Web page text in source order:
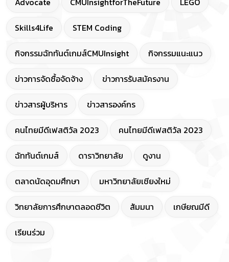
Skills4Life STEM Coding
กิจกรรมฉัททันต์เกมส์CMUInsight กิจกรรมแนะแนว
ข่าวการจัดซื้อจัดจ้าง ข่าวการรับสมัครงาน
ข่าวสารผู้บริหาร ข่าวสารองค์กร
คนไทยมีดีเฟสติวัล 2023 คนไทยมีดีเฟสติวัล 2023
ฉัททันต์เกมส์ ดาราวิทยาลัย ดูงาน
ตลาดนัดอุดมศึกษา มหาวิทยาลัยเชียงใหม่
วิทยาลัยการศึกษาตลอดชีวิต สัมมนา เกษียณมีดี
เรียนร่วม